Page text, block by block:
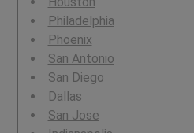
Philadelphia
Phoenix
San Antonio
San Diego
Dallas
San Jose